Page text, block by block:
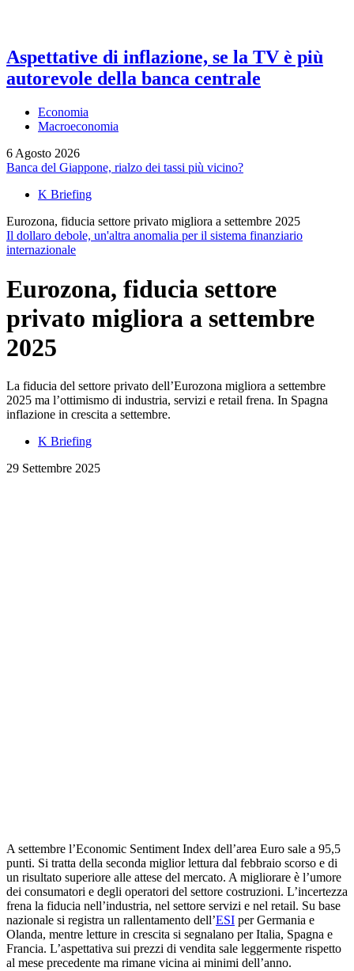
Aspettative di inflazione, se la TV è più
autorevole della banca centrale
Economia
Macroeconomia
6 Agosto 2026
Banca del Giappone, rialzo dei tassi più vicino?
K Briefing
Eurozona, fiducia settore privato migliora a settembre 2025
Il dollaro debole, un'altra anomalia per il sistema finanziario
internazionale
Eurozona, fiducia settore
privato migliora a settembre
2025
La fiducia del settore privato dell’Eurozona migliora a settembre
2025 ma l’ottimismo di industria, servizi e retail frena. In Spagna
inflazione in crescita a settembre.
K Briefing
29 Settembre 2025
A settembre l’Economic Sentiment Index dell’area Euro sale a 95,5
punti. Si tratta della seconda miglior lettura dal febbraio scorso e di
un risultato superiore alle attese del mercato. A migliorare è l’umore
dei consumatori e degli operatori del settore costruzioni. L’incertezza
frena la fiducia nell’industria, nel settore servizi e nel retail. Su base
nazionale si registra un rallentamento dell’ESI per Germania e
Olanda, mentre letture in crescita si segnalano per Italia, Spagna e
Francia. L’aspettativa sui prezzi di vendita sale leggermente rispetto
al mese precedente ma rimane vicina ai minimi dell’anno.